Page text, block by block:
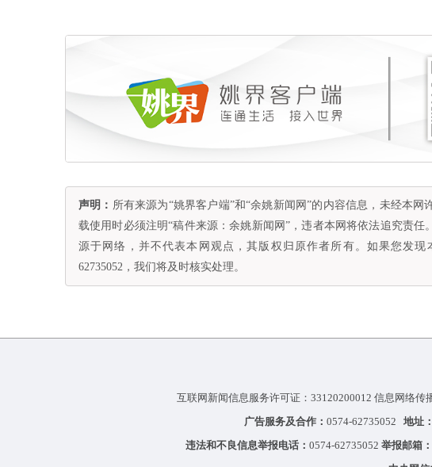
声明： 所有来源为“姚界客户端”和“余姚新闻网”的内容信息，未经本
载使用时必须注明“稿件来源：余姚新闻网”，违者本网将依法追究责
源于网络，并不代表本网观点，其版权归原作者所有。如果您发
62735052，我们将及时核实处理。
互联网新闻信息服务许可证：33120200012 信息网络传
广告服务及合作： 0574-62735052 地址：
违法和不良信息举报电话： 0574-62735052 举报邮箱：